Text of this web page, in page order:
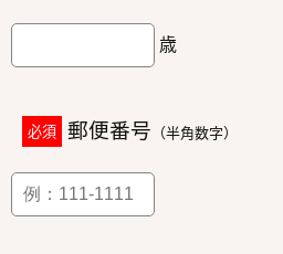
歳
必須 郵便番号 （半角数字）